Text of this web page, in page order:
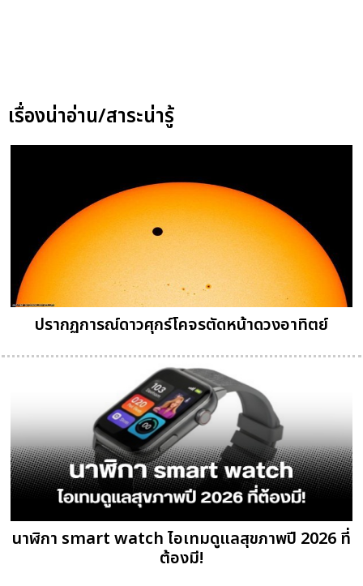
เรื่องน่าอ่าน/สาระน่ารู้
ปรากฏการณ์ดาวศุกร์โคจรตัดหน้าดวงอาทิตย์
นาฬิกา smart watch ไอเทมดูแลสุขภาพปี 2026 ที่
ต้องมี!